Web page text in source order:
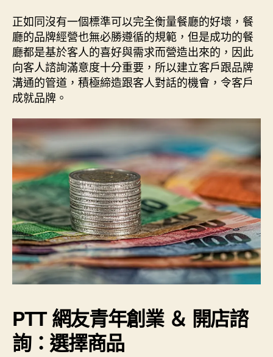
正如同沒有一個標準可以完全衡量餐廳的好壞，餐
廳的品牌經營也無必勝遵循的規範，但是成功的餐
廳都是基於客人的喜好與需求而營造出來的，因此
向客人諮詢滿意度十分重要，所以建立客戶跟品牌
溝通的管道，積極締造跟客人對話的機會，令客戶
成就品牌。
PTT 網友青年創業 ＆ 開店諮
詢：選擇商品